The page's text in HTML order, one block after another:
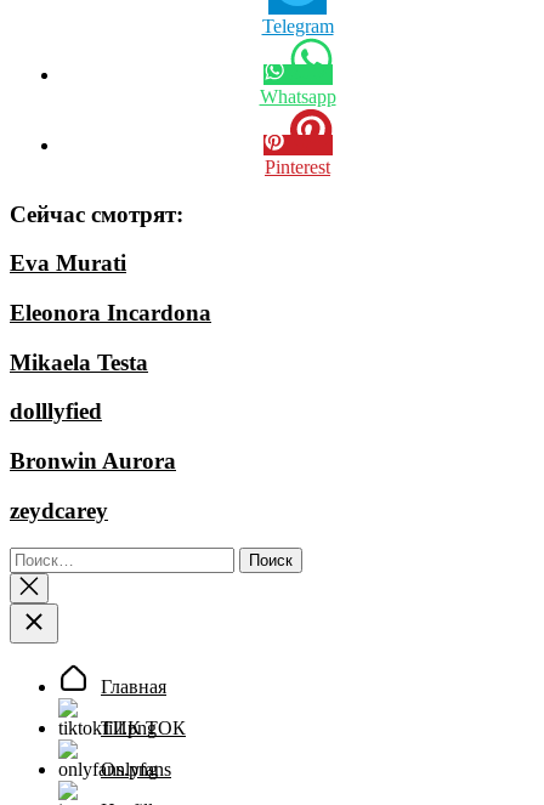
Telegram
Whatsapp
Pinterest
Сейчас смотрят:
Eva Murati
Eleonora Incardona
Mikaela Testa
dolllyfied
Bronwin Aurora
zeydcarey
Найти:
Главная
ТИК ТОК
Onlyfans